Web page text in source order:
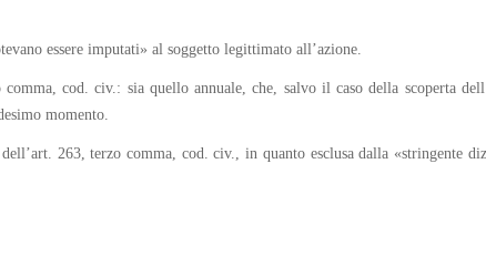
essere imputati» al soggetto legittimato all’azione.
cod. civ.: sia quello annuale, che, salvo il caso della scoperta
momento.
263, terzo comma, cod. civ., in quanto esclusa dalla «stringente